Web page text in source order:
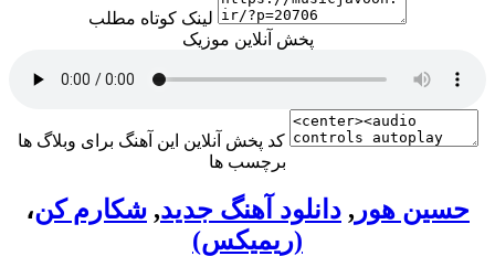
لینک کوتاه مطلب
پخش آنلاین موزیک
کد پخش آنلاین این آهنگ برای وبلاگ ها
برچسب ها
، حسین هور , دانلود آهنگ جدید, شکارم کن
(ریمیکس)